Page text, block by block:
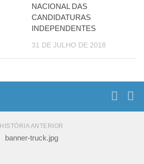
NACIONAL DAS
CANDIDATURAS
INDEPENDENTES
31 DE JULHO DE 2018
HISTÓRIA ANTERIOR
banner-truck.jpg